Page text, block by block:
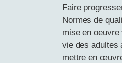
Faire
Normes de
mise en
vie des adultes
mettre en